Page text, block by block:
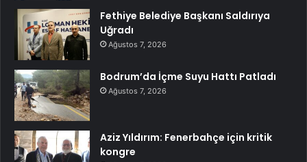
Fethiye Belediye Başkanı Saldırıya
Uğradı
Ağustos 7, 2026
Bodrum’da İçme Suyu Hattı Patladı
Ağustos 7, 2026
Aziz Yıldırım: Fenerbahçe için kritik
kongre